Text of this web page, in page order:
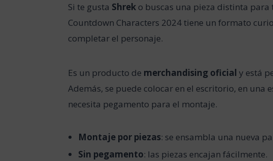
Si te gusta Shrek o buscas una pieza distinta
Countdown Characters 2024 tiene un formato
completar el personaje.
Es un producto de merchandising oficial y está
Además, se puede colocar en el escritorio, en una
necesita pegamento para el montaje.
Montaje por piezas: se ensambla una nueva
Sin pegamento: las piezas encajan fácilmente.